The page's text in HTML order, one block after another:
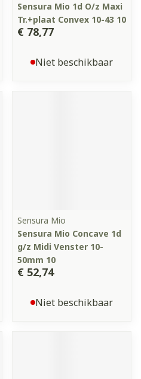
Sensura Mio 1d O/z Maxi
Tr.+plaat Convex 10-43 10
€ 78,77
Niet beschikbaar
Sensura Mio
Sensura Mio Concave 1d
g/z Midi Venster 10-
50mm 10
€ 52,74
Niet beschikbaar